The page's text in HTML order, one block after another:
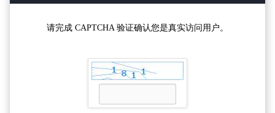
请完成 CAPTCHA 验证确认您是真实访问用户。